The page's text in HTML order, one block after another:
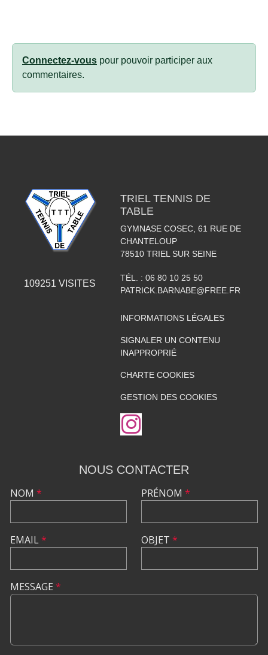
Connectez-vous pour pouvoir participer aux
commentaires.
109251 VISITES
TRIEL TENNIS DE
TABLE
GYMNASE COSEC, 61 RUE DE
CHANTELOUP
78510 TRIEL SUR SEINE
TÉL. : 06 80 10 25 50
PATRICK.BARNABE@FREE.FR
INFORMATIONS LÉGALES
SIGNALER UN CONTENU
INAPPROPRIÉ
CHARTE COOKIES
GESTION DES COOKIES
NOUS CONTACTER
NOM *
EMAIL*
PRÉNOM *
OBJET *
MESSAGE *